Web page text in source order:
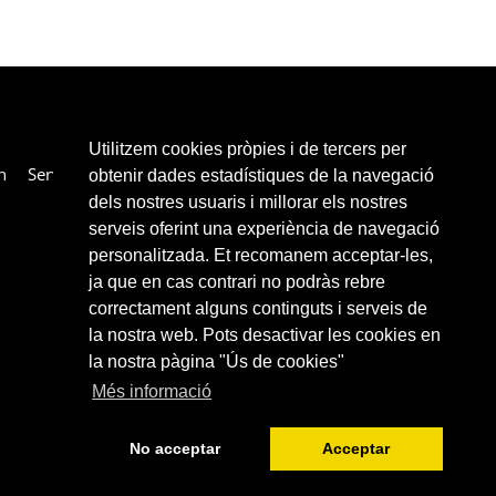
Utilitzem cookies pròpies i de tercers per
obtenir dades estadístiques de la navegació
dels nostres usuaris i millorar els nostres
serveis oferint una experiència de navegació
personalitzada. Et recomanem acceptar-les,
ja que en cas contrari no podràs rebre
correctament alguns continguts i serveis de
la nostra web. Pots desactivar les cookies en
la nostra pàgina "Ús de cookies"
Més informació
No acceptar Acceptar
Services Collaborateurs Liens Contacter